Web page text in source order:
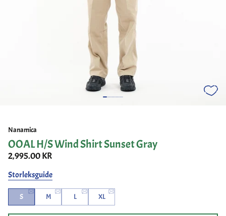
Nanamica
OOAL H/S Wind Shirt Sunset Gray
2,995.00 KR
Storleksguide
S M L XL